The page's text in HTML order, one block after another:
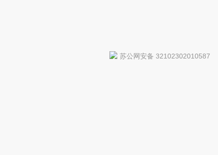
苏公网安备 32102302010587